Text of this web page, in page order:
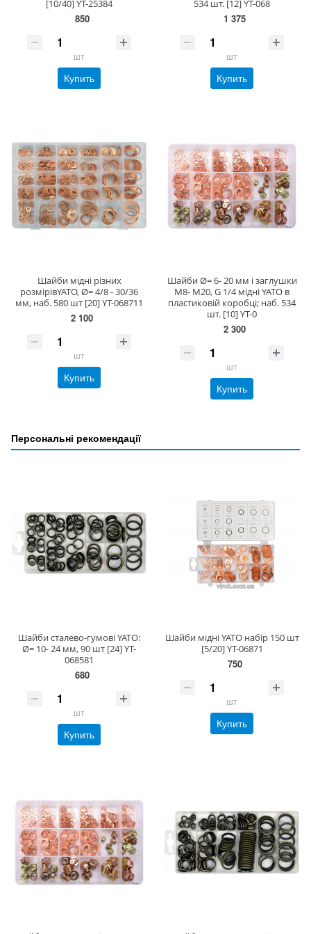
[10/40] YT-25384
850
шт
Купить
534 шт. [12] YT-068
1 375
шт
Купить
Шайби мідні різних
розмірівYATO, Ø= 4/8 - 30/36
мм, наб. 580 шт [20] YT-068711
2 100
шт
Купить
Шайби Ø= 6- 20 мм і заглушки
М8- М20, G 1/4 мідні YATO в
пластиковій коробці; наб. 534
шт. [10] YT-0
2 300
шт
Купить
Персональні рекомендації
Шайби сталево-гумові YATO:
Ø= 10- 24 мм, 90 шт [24] YT-
068581
680
шт
Купить
Шайби мідні YATO набір 150 шт
[5/20] YT-06871
750
шт
Купить